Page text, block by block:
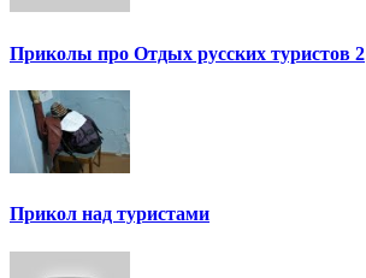
Приколы про Отдых русских туристов 2
Прикол над туристами